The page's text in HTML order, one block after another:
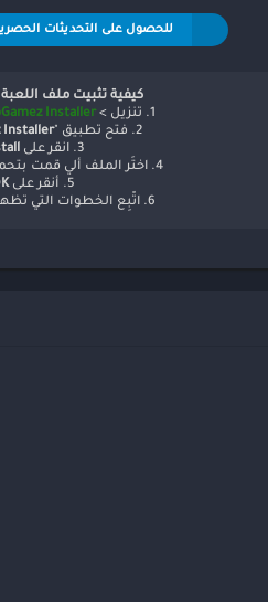
للحصول على التحديثات
كيفية تثبيت ملف اللعبة
1. تنزيل >
Installer
2. فتح تطبيق "
Installer
3. انقر على
4. اختَر الملف ألي قمت بتحميله و تريد تثبيته
5. أنقر على
6. اتّبِع الخطوات التي تظهر على الشاشة.